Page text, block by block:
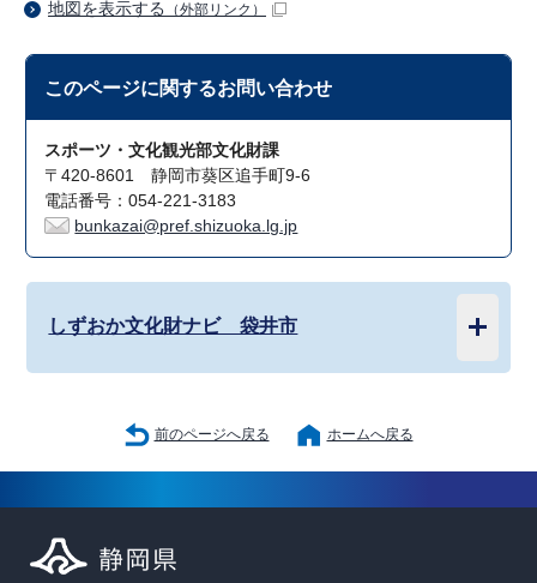
地図を表示する （外部リンク）
このページに関するお問い合わせ
スポーツ・文化観光部文化財課
〒420-8601 静岡市葵区追手町9-6
電話番号：054-221-3183
bunkazai@pref.shizuoka.lg.jp
しずおか文化財ナビ 袋井市
前のページへ戻る ホームへ戻る